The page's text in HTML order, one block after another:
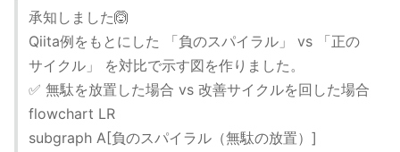
承知しました🙆
Qiita例をもとにした 「負のスパイラル」 vs 「正の
サイクル」 を対比で示す図を作りました。
✅ 無駄を放置した場合 vs 改善サイクルを回した場合
flowchart LR
subgraph A[負のスパイラル（無駄の放置）]